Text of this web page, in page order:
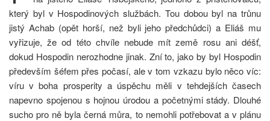
který byl v Hospodino­vých službách. Tou dobou byl na trůnu
jistý Achab (opět horší, než byli jeho předchůdci) a Eliáš mu
vyřizuje, že od této chvíle nebude mít země rosu ani déšť,
dokud Hospodin nerozhodne jinak. Zní to, jako by byl Hospodin
především šéfem přes počasí, ale v tom vzkazu bylo něco víc:
víru v boha prosperity a úspěchu měli v tehdejších časech
napevno spojenou s hojnou úrodou a početnými stády. Dlouhé
sucho pro ně byla černá můra, to nemohli potřebovat a v plánu